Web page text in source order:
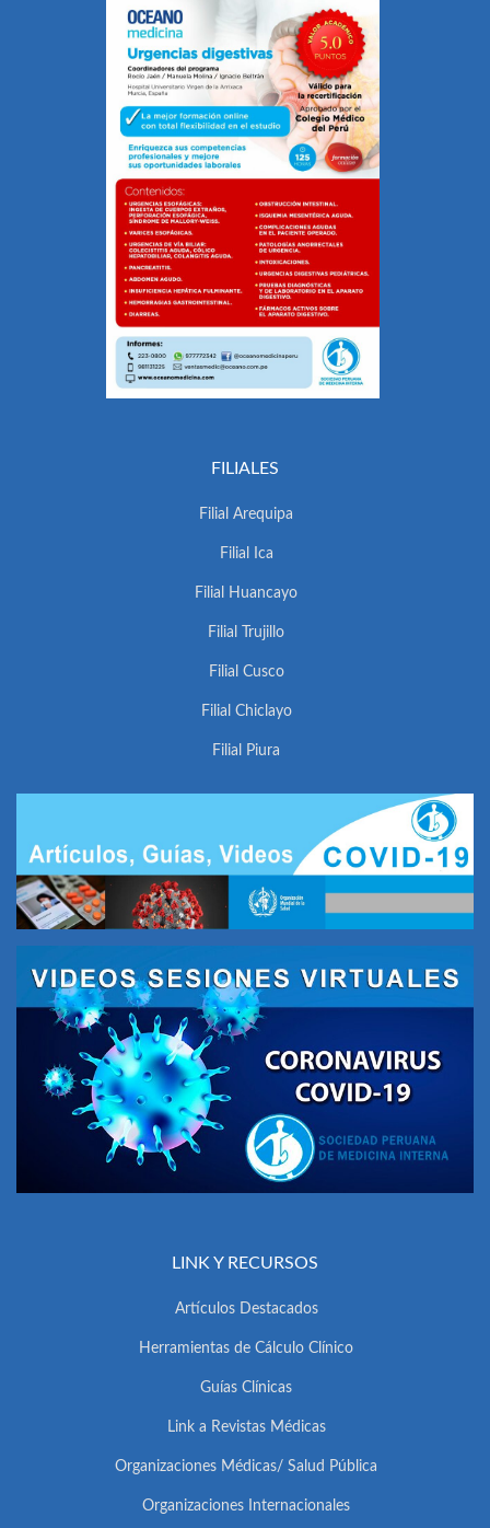
FILIALES
Filial Arequipa
Filial Ica
Filial Huancayo
Filial Trujillo
Filial Cusco
Filial Chiclayo
Filial Piura
LINK Y RECURSOS
Artículos Destacados
Herramientas de Cálculo Clínico
Guías Clínicas
Link a Revistas Médicas
Organizaciones Médicas/ Salud Pública
Organizaciones Internacionales